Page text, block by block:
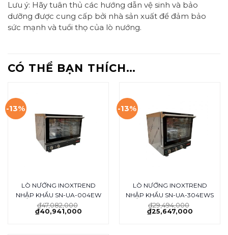
Lưu ý: Hãy tuân thủ các hướng dẫn vệ sinh và bảo
dưỡng được cung cấp bởi nhà sản xuất để đảm bảo
sức mạnh và tuổi thọ của lò nướng.
CÓ THỂ BẠN THÍCH…
-13%
LÒ NƯỚNG INOXTREND
NHẬP KHẨU SN-UA-004EW
₫47,082,000
₫40,941,000
-13%
LÒ NƯỚNG INOXTREND
NHẬP KHẨU SN-UA-304EWS
₫29,494,000
₫25,647,000